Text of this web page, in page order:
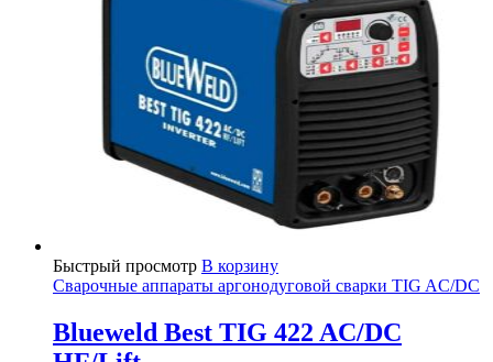
Быстрый просмотр В корзину
Сварочные аппараты аргонодуговой сварки TIG AC/DC
Blueweld Best TIG 422 AC/DC